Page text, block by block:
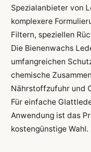
Spezialanbieter von
komplexere
Filtern, speziellen
Die Bienenwachs
umfangreichen
chemische
Nährstoffzufuhr und
Für einfache
Anwendung ist das
kostengünstige Wahl.